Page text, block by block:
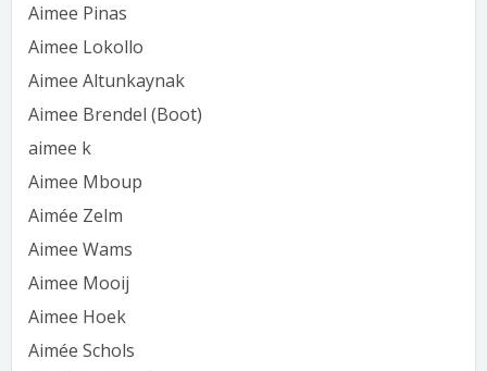
Aimee Pinas
Aimee Lokollo
Aimee Altunkaynak
Aimee Brendel (Boot)
aimee k
Aimee Mboup
Aimée Zelm
Aimee Wams
Aimee Mooij
Aimee Hoek
Aimée Schols